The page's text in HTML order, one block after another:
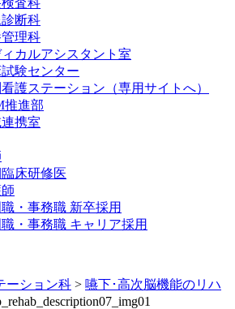
断科
理科
ィカルアシスタント室
験センター
護ステーション（専用サイトへ）
推進部
携室
床研修医
・事務職 新卒採用
・事務職 キャリア採用
ーション科 > 嚥下･高次脳機能のリハ